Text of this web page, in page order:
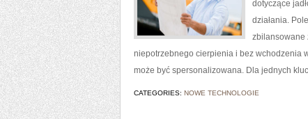
dotyczące
działania.
zbilansowane
niepotrzebnego cierpienia i bez wchodzenia
może być spersonalizowana. Dla jednych
CATEGORIES: NOWE TECHNOLOGIE